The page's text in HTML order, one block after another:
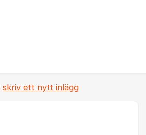
skriv ett nytt inlägg